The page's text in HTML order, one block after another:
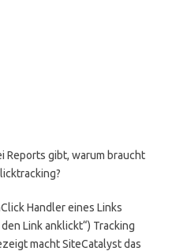
Reports gibt, warum braucht
Handler eines Links
Link anklickt“) Tracking
macht SiteCatalyst das